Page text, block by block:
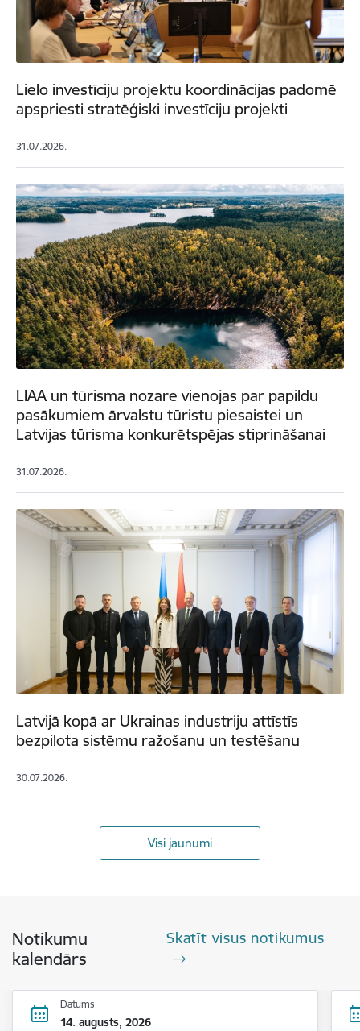
Lielo investīciju projektu koordinācijas padomē
apspriesti stratēģiski investīciju projekti
31.07.2026.
LIAA un tūrisma nozare vienojas par papildu
pasākumiem ārvalstu tūristu piesaistei un
Latvijas tūrisma konkurētspējas stiprināšanai
31.07.2026.
Latvijā kopā ar Ukrainas industriju attīstīs
bezpilota sistēmu ražošanu un testēšanu
30.07.2026.
Visi jaunumi
Notikumu
kalendārs
Skatīt visus notikumus
Datums
14. augusts, 2026